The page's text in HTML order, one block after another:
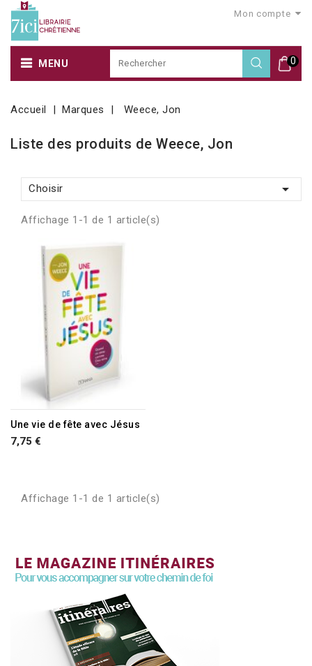
Mon compte
0
MENU
Accueil Marques Weece, Jon
Liste des produits de Weece, Jon
Choisir 
Affichage 1-1 de 1 article(s)
Une vie de fête avec Jésus
7,75 €
Affichage 1-1 de 1 article(s)